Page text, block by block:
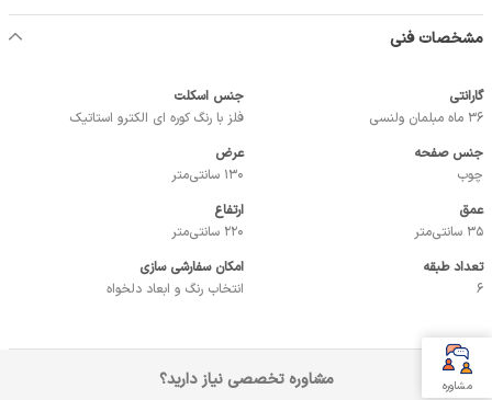
مشخصات فنی
گارانتی
36 ماه مبلمان ولنسی
جنس اسکلت
فلز با رنگ کوره ای الکترو استاتیک
جنس صفحه
چوب
عرض
130 سانتی‌متر
عمق
35 سانتی‌متر
ارتفاع
220 سانتی‌متر
تعداد طبقه
6
امکان سفارشی سازی
انتخاب رنگ و ابعاد دلخواه
مشاوره تخصصی نیاز دارید؟ مشاوره